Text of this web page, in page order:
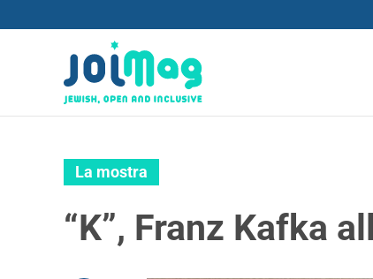
La mostra
“K”, Franz Kafka